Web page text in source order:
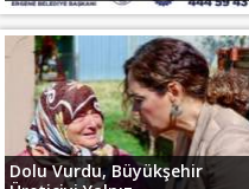
Dolu Vurdu, Büyükşehir